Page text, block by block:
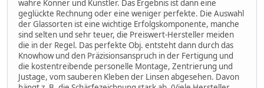
wahre Könner und Künstler. Das Ergebnis ist dann eine
geglückte Rechnung oder eine weniger perfekte. Die Auswahl
der Glassorten ist eine wichtige Erfolgskomponente, manche
sind selten und sehr teuer, die Preiswert-Hersteller meiden
die in der Regel. Das perfekte Obj. entsteht dann durch das
Knowhow und den Präzisionsanspruch in der Fertigung und
die kostentreibende personelle Montage, Zentrierung und
Justage, vom sauberen Kleben der Linsen abgesehen. Davon